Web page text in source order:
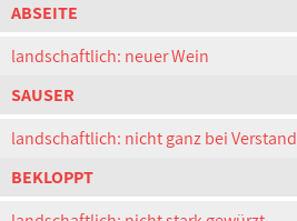
ABSEITE
landschaftlich: neuer Wein
SAUSER
landschaftlich: nicht ganz bei Verstand
BEKLOPPT